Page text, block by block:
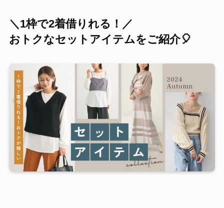
＼1枠で2着借りれる！／
おトクなセットアイテムをご紹介🎈